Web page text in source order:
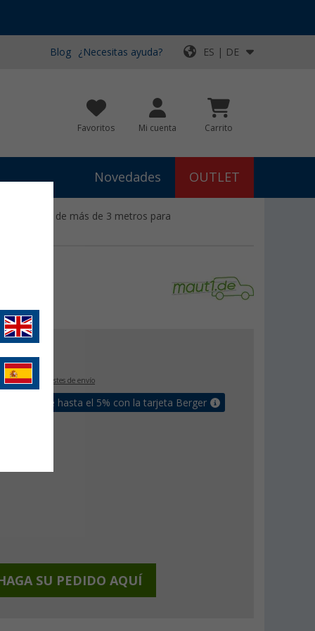
Blog ¿Necesitas ayuda? ES | DE
Favoritos Mi cuenta Carrito
Novedades OUTLET
vehículos de más de 3 metros para
€
incluido + Costes de envío
un bonus de hasta el 5% con la tarjeta Berger
SU PEDIDO AQUÍ